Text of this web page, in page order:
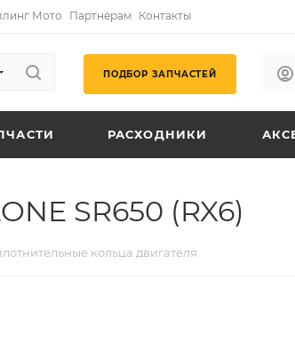
Мото Партнёрам Контакты
ПОДБОР ЗАПЧАСТЕЙ
РАСХОДНИКИ
SR650 (RX6)
кольца двигателя